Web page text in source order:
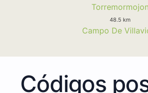
Torremormojon
48.5 km
Campo De
Códigos